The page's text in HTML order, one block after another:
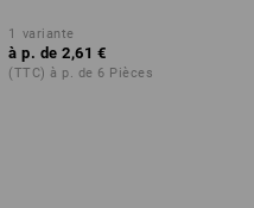
1 variante
à p. de 2,61 €
(TTC) à p. de 6 Pièces